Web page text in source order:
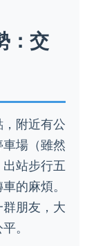
：交
附近有公
場（雖然
站步行五
的麻煩。
朋友，大
。